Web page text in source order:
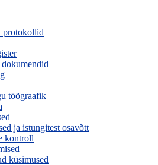
protokollid
töögraafik
ja istungitest osavõtt
kontroll
küsimused